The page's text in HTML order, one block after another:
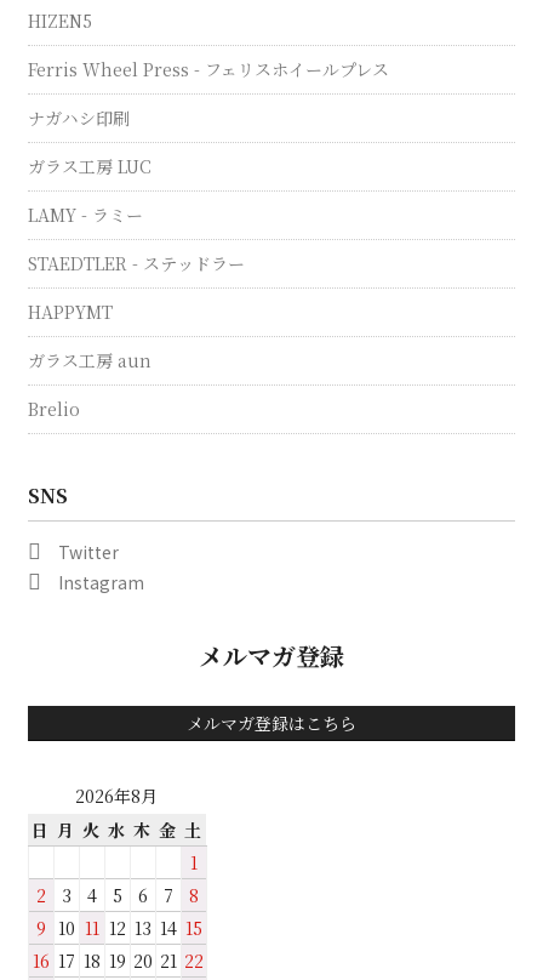
HIZEN5
Ferris Wheel Press - フェリスホイールプレス
ナガハシ印刷
ガラス工房 LUC
LAMY - ラミー
STAEDTLER - ステッドラー
HAPPYMT
ガラス工房 aun
Brelio
SNS
Twitter
Instagram
メルマガ登録
メルマガ登録はこちら
2026年8月
日 月 火 水 木 金 土
1
2
3 4 5 6 7
8
9 10 11 12 13 14 15
16 17 18 19 20 21 22